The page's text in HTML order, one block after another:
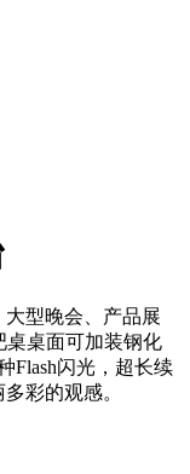
型晚会、产品展
桌桌面可加装钢化
Flash闪光，超长续
彩的观感。